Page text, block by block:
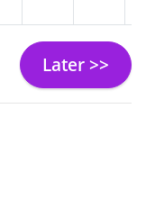
Later >>